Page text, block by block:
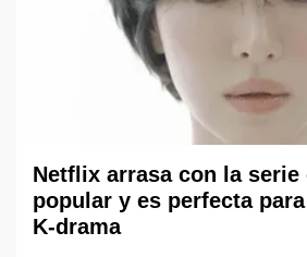
Netflix arrasa con la serie
popular y es perfecta
K-drama